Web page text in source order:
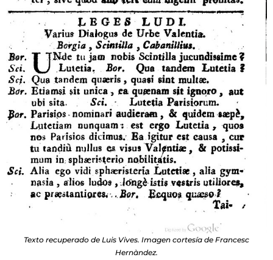
Texto recuperado de Luis Vives. Imagen cortesía de Francesc
Hernàndez.